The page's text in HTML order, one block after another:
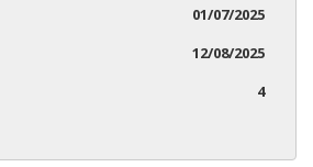
01/07/2025
12/08/2025
4